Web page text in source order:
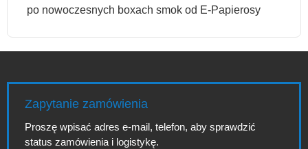
po nowoczesnych boxach smok od E-Papierosy
Zapytanie zamówienia
Proszę wpisać adres e-mail, telefon, aby sprawdzić
status zamówienia i logistykę.